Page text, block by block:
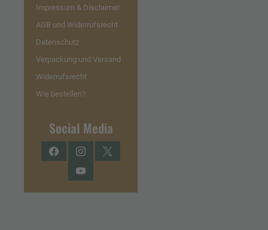
Impressum & Disclaimer
AGB und Widerrufsrecht
Datenschutz
Verpackung und Versand
Widerrufsrecht
Wie bestellen?
Social Media
FacebookInstagramTwitter
YouTube